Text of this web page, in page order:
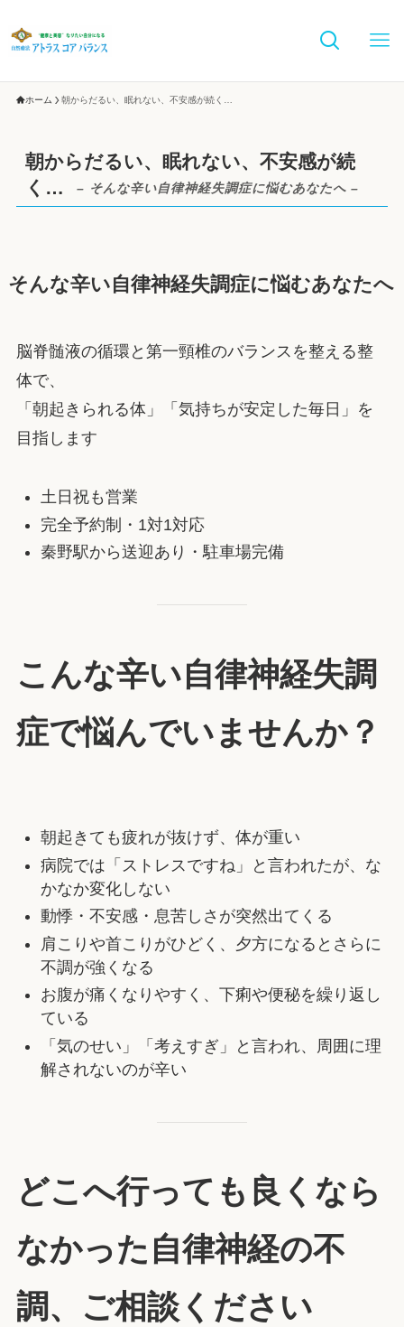
ホーム 朝からだるい、眠れない、不安感が続く…
朝からだるい、眠れない、不安感が続
く…
– そんな辛い自律神経失調症に悩むあなたへ –
そんな辛い自律神経失調症に悩むあなたへ
脳脊髄液の循環と第一頸椎のバランスを整える整
体で、
「朝起きられる体」「気持ちが安定した毎日」を
目指します
土日祝も営業
完全予約制・1対1対応
秦野駅から送迎あり・駐車場完備
こんな辛い自律神経失調
症で悩んでいませんか？
朝起きても疲れが抜けず、体が重い
病院では「ストレスですね」と言われたが、な
かなか変化しない
動悸・不安感・息苦しさが突然出てくる
肩こりや首こりがひどく、夕方になるとさらに
不調が強くなる
お腹が痛くなりやすく、下痢や便秘を繰り返し
ている
「気のせい」「考えすぎ」と言われ、周囲に理
解されないのが辛い
どこへ行っても良くなら
なかった自律神経の不
調、ご相談ください